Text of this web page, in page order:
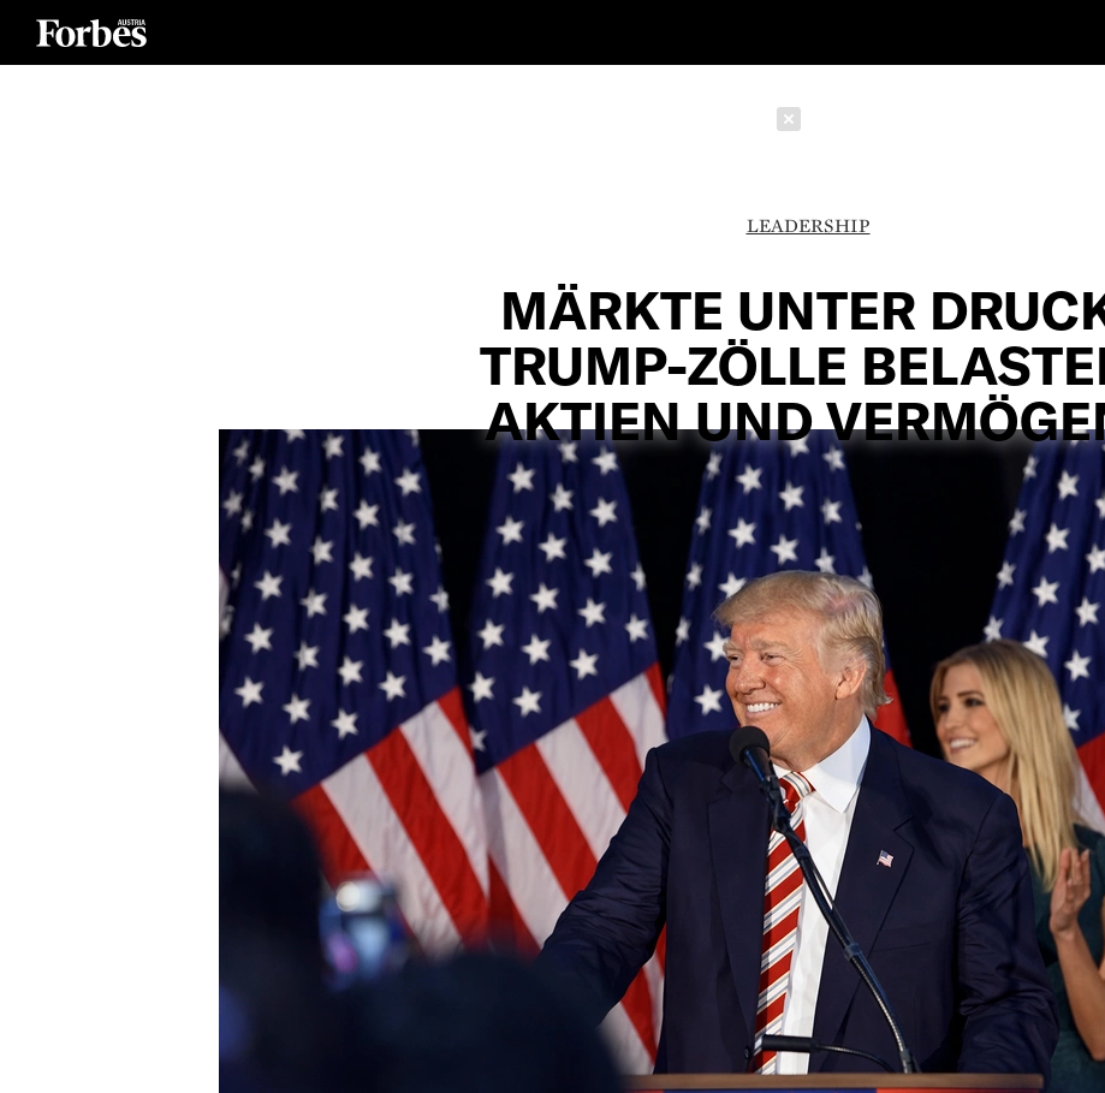
LEADERSHIP
MÄRKTE UNTER
TRUMP-ZÖLLE
AKTIEN UND